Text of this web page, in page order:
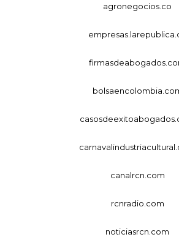
agronegocios.co
canalrcn.com
rcnradio.com
noticiasrcn.com